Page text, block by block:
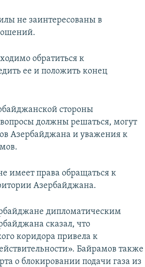
не заинтересованы в
обратиться к
ее и положить конец
стороны
должны решаться, могут
Азербайджана и уважения к
имеет права обращаться к
Азербайджана.
дипломатическим
сказал, что
коридора привела к
Байрамов также
о блокировании подачи газа из